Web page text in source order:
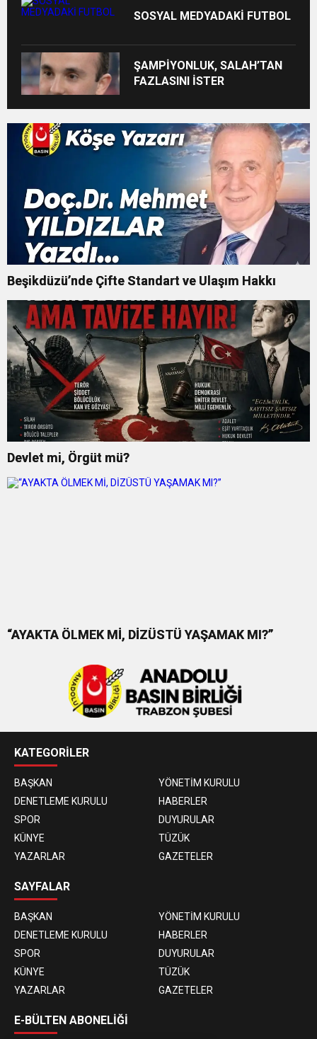
SOSYAL MEDYADAKİ FUTBOL
ŞAMPİYONLUK, SALAH’TAN
FAZLASINI İSTER
Beşikdüzü’nde Çifte Standart ve Ulaşım Hakkı
Devlet mi, Örgüt mü?
“AYAKTA ÖLMEK Mİ, DİZÜSTÜ YAŞAMAK MI?”
KATEGORİLER
BAŞKAN
YÖNETİM KURULU
DENETLEME KURULU
HABERLER
SPOR
DUYURULAR
KÜNYE
TÜZÜK
YAZARLAR
GAZETELER
SAYFALAR
BAŞKAN
YÖNETİM KURULU
DENETLEME KURULU
HABERLER
SPOR
DUYURULAR
KÜNYE
TÜZÜK
YAZARLAR
GAZETELER
E-BÜLTEN ABONELİĞİ